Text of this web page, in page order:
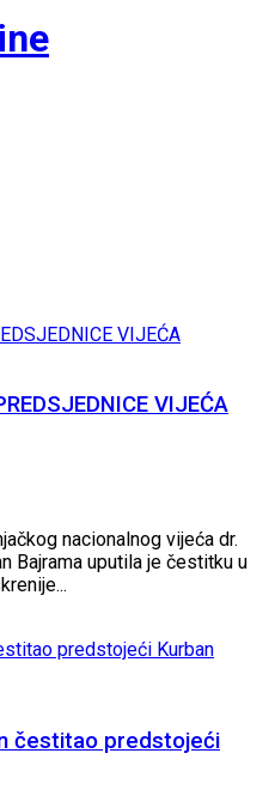
VIJEĆA
nacionalnog vijeća dr.
Bajrama uputila je čestitku u
čestitao predstojeći